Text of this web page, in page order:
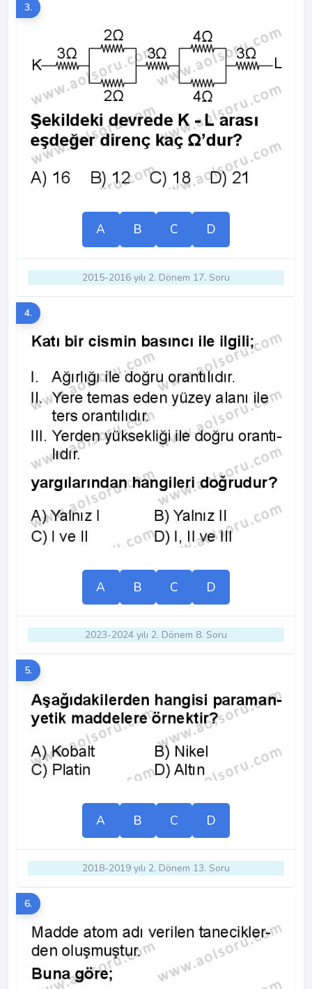
3.
A B C D
2015-2016 yılı 2. Dönem 17. Soru
4.
A B C D
2023-2024 yılı 2. Dönem 8. Soru
5.
A B C D
2018-2019 yılı 2. Dönem 13. Soru
6.